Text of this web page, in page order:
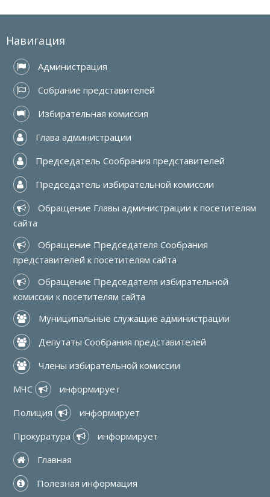
Навигация
Администрация
Собрание представителей
Избирательная комиссия
Глава администрации
Председатель Сообрания представителей
Председатель избирательной комиссии
Обращение Главы администрации к посетителям
сайта
Обращение Председателя Сообрания
представителей к посетителям сайта
Обращение Председателя избирательной
комиссии к посетителям сайта
Муниципальные служащие администрации
Депутаты Сообрания представителей
Члены избирательной комиссии
МЧС
информирует
Полиция
информирует
Прокуратура
информирует
Главная
Полезная информация